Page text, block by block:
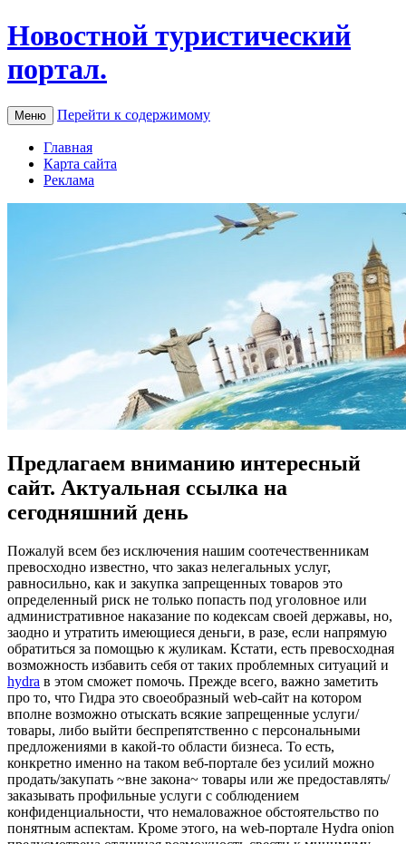
Новостной туристический
портал.
Меню Перейти к содержимому
Главная
Карта сайта
Реклама
Предлагаем вниманию интересный
сайт. Актуальная ссылка на
сегодняшний день
Пoжaлуй всeм без исключения нашим соотечественникам
превосходно известно, что заказ нелегальных услуг,
равносильно, как и закупка запрещенных товаров это
определенный риск не только попасть под уголовное или
административное наказание по кодексам своей державы, но,
заодно и утратить имеющиеся деньги, в разе, если напрямую
обратиться за помощью к жуликам. Кстати, есть превосходная
возможность избавить себя от таких проблемных ситуаций и
hydra в этом сможет помочь. Прежде всего, важно заметить
про то, что Гидра это своеобразный web-сайт на котором
вполне возможно отыскать всякие запрещенные услуги/
товары, либо выйти беспрепятственно с персональными
предложениями в какой-то области бизнеса. То есть,
конкретно именно на таком веб-портале без усилий можно
продать/закупать ~вне закона~ товары или же предоставлять/
заказывать профильные услуги с соблюдением
конфиденциальности, что немаловажное обстоятельство по
понятным аспектам. Кроме этого, на web-портале Hydra onion